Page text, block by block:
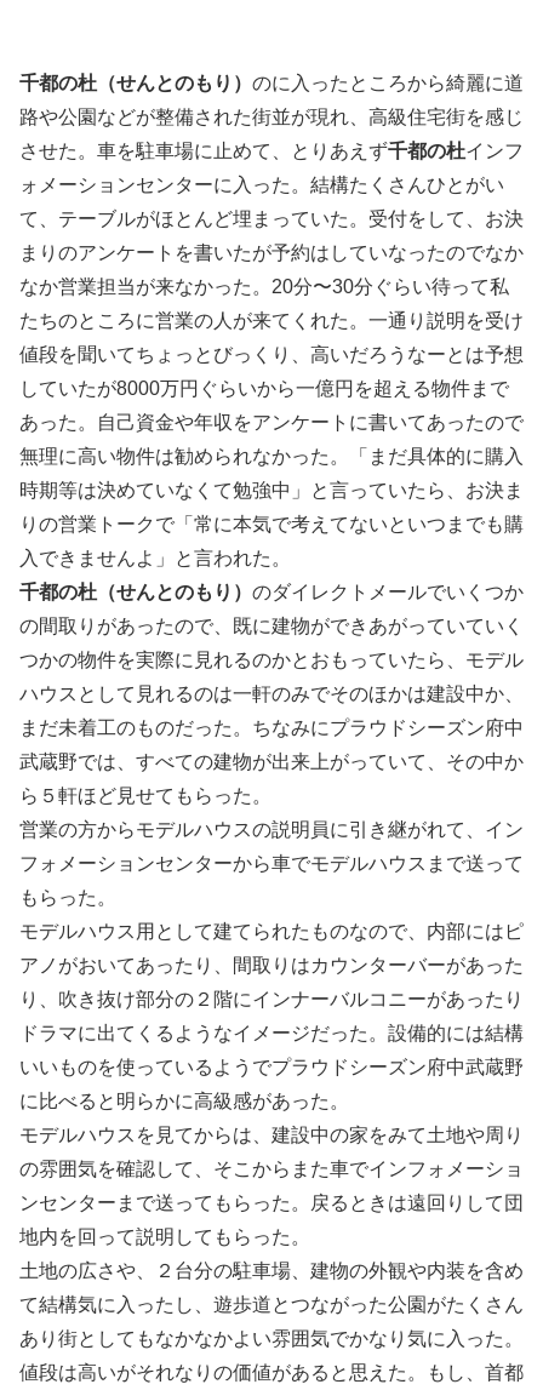
千都の杜（せんとのもり） のに入ったところから綺麗に道
路や公園などが整備された街並が現れ、高級住宅街を感じ
させた。車を駐車場に止めて、とりあえず千都の杜インフ
ォメーションセンターに入った。結構たくさんひとがい
て、テーブルがほとんど埋まっていた。受付をして、お決
まりのアンケートを書いたが予約はしていなったのでなか
なか営業担当が来なかった。20分〜30分ぐらい待って私
たちのところに営業の人が来てくれた。一通り説明を受け
値段を聞いてちょっとびっくり、高いだろうなーとは予想
していたが8000万円ぐらいから一億円を超える物件まで
あった。自己資金や年収をアンケートに書いてあったので
無理に高い物件は勧められなかった。「まだ具体的に購入
時期等は決めていなくて勉強中」と言っていたら、お決ま
りの営業トークで「常に本気で考えてないといつまでも購
入できませんよ」と言われた。
千都の杜（せんとのもり） のダイレクトメールでいくつか
の間取りがあったので、既に建物ができあがっていていく
つかの物件を実際に見れるのかとおもっていたら、モデル
ハウスとして見れるのは一軒のみでそのほかは建設中か、
まだ未着工のものだった。ちなみにプラウドシーズン府中
武蔵野では、すべての建物が出来上がっていて、その中か
ら５軒ほど見せてもらった。
営業の方からモデルハウスの説明員に引き継がれて、イン
フォメーションセンターから車でモデルハウスまで送って
もらった。
モデルハウス用として建てられたものなので、内部にはピ
アノがおいてあったり、間取りはカウンターバーがあった
り、吹き抜け部分の２階にインナーバルコニーがあったり
ドラマに出てくるようなイメージだった。設備的には結構
いいものを使っているようでプラウドシーズン府中武蔵野
に比べると明らかに高級感があった。
モデルハウスを見てからは、建設中の家をみて土地や周り
の雰囲気を確認して、そこからまた車でインフォメーショ
ンセンターまで送ってもらった。戻るときは遠回りして団
地内を回って説明してもらった。
土地の広さや、２台分の駐車場、建物の外観や内装を含め
て結構気に入ったし、遊歩道とつながった公園がたくさん
あり街としてもなかなかよい雰囲気でかなり気に入った。
値段は高いがそれなりの価値があると思えた。もし、首都